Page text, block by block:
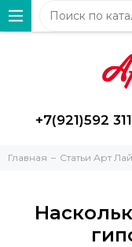
+7(921)592
Главная Статьи Арт